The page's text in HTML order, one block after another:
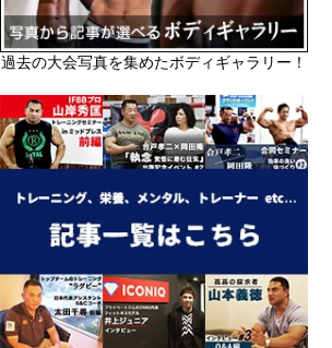
過去の大会写真を集めたボディギャラリー！